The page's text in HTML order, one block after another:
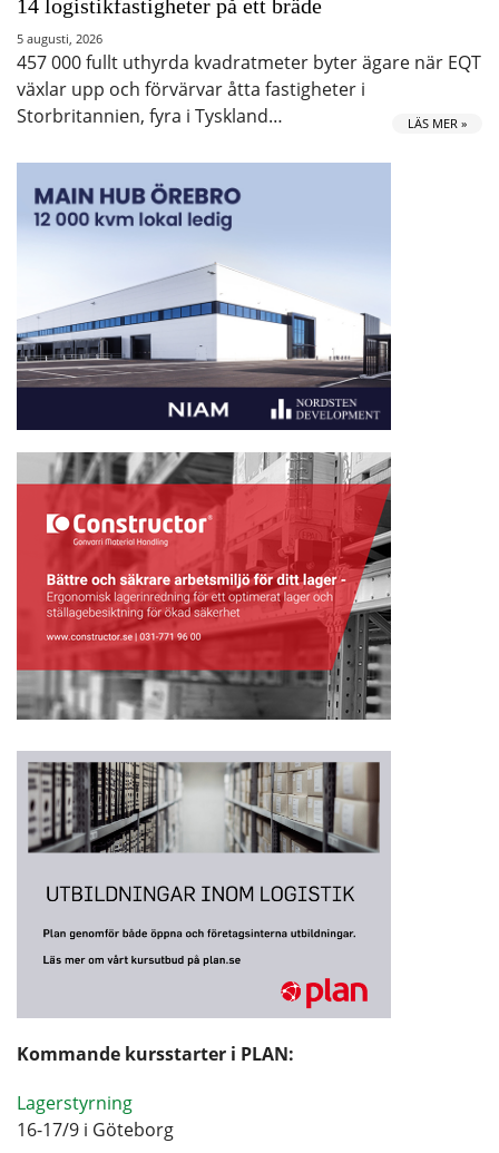
14 logistikfastigheter på ett bräde
5 augusti, 2026
457 000 fullt uthyrda kvadratmeter byter ägare när EQT
växlar upp och förvärvar åtta fastigheter i
Storbritannien, fyra i Tyskland…
LÄS MER »
Kommande kursstarter i PLAN:
Lagerstyrning
16-17/9 i Göteborg